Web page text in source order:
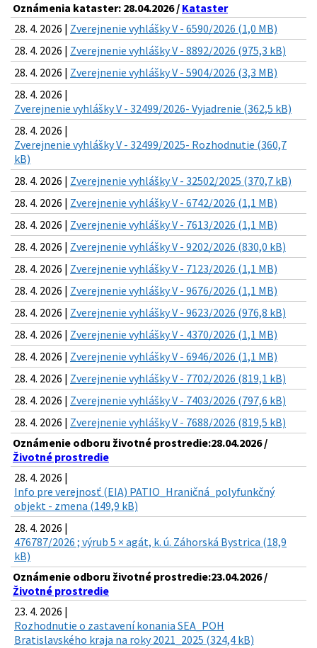
Oznámenia kataster: 28.04.2026 / Kataster
28. 4. 2026 | Zverejnenie vyhlášky V - 6590/2026 (1,0 MB)
28. 4. 2026 | Zverejnenie vyhlášky V - 8892/2026 (975,3 kB)
28. 4. 2026 | Zverejnenie vyhlášky V - 5904/2026 (3,3 MB)
28. 4. 2026 |
Zverejnenie vyhlášky V - 32499/2026- Vyjadrenie (362,5 kB)
28. 4. 2026 |
Zverejnenie vyhlášky V - 32499/2025- Rozhodnutie (360,7
kB)
28. 4. 2026 | Zverejnenie vyhlášky V - 32502/2025 (370,7 kB)
28. 4. 2026 | Zverejnenie vyhlášky V - 6742/2026 (1,1 MB)
28. 4. 2026 | Zverejnenie vyhlášky V - 7613/2026 (1,1 MB)
28. 4. 2026 | Zverejnenie vyhlášky V - 9202/2026 (830,0 kB)
28. 4. 2026 | Zverejnenie vyhlášky V - 7123/2026 (1,1 MB)
28. 4. 2026 | Zverejnenie vyhlášky V - 9676/2026 (1,1 MB)
28. 4. 2026 | Zverejnenie vyhlášky V - 9623/2026 (976,8 kB)
28. 4. 2026 | Zverejnenie vyhlášky V - 4370/2026 (1,1 MB)
28. 4. 2026 | Zverejnenie vyhlášky V - 6946/2026 (1,1 MB)
28. 4. 2026 | Zverejnenie vyhlášky V - 7702/2026 (819,1 kB)
28. 4. 2026 | Zverejnenie vyhlášky V - 7403/2026 (797,6 kB)
28. 4. 2026 | Zverejnenie vyhlášky V - 7688/2026 (819,5 kB)
Oznámenie odboru životné prostredie:28.04.2026 /
Životné prostredie
28. 4. 2026 |
Info pre verejnosť (EIA) PATIO_Hraničná_polyfunkčný
objekt - zmena (149,9 kB)
28. 4. 2026 |
476787/2026 ; výrub 5 × agát, k. ú. Záhorská Bystrica (18,9
kB)
Oznámenie odboru životné prostredie:23.04.2026 /
Životné prostredie
23. 4. 2026 |
Rozhodnutie o zastavení konania SEA_POH
Bratislavského kraja na roky 2021_2025 (324,4 kB)